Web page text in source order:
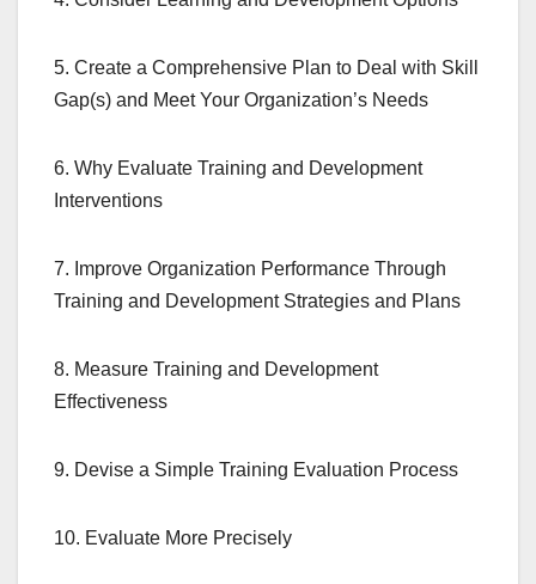
5. Create a Comprehensive Plan to Deal with Skill
Gap(s) and Meet Your Organization’s Needs
6. Why Evaluate Training and Development
Interventions
7. Improve Organization Performance Through
Training and Development Strategies and Plans
8. Measure Training and Development
Effectiveness
9. Devise a Simple Training Evaluation Process
10. Evaluate More Precisely